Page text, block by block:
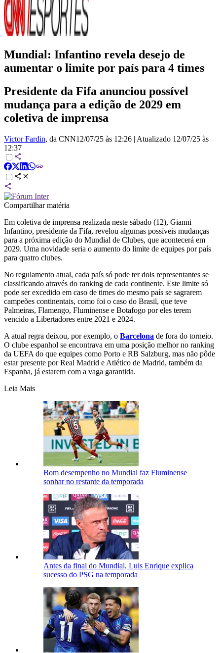
Mundial: Infantino revela desejo de
aumentar o limite por país para 4 times
Presidente da Fifa anunciou possível
mudança para a edição de 2029 em
coletiva de imprensa
Victor Fardin, da CNN12/07/25 às 12:26 | Atualizado 12/07/25 às
12:37
Compartilhar matéria
Em coletiva de imprensa realizada neste sábado (12), Gianni
Infantino, presidente da Fifa, revelou algumas possíveis mudanças
para a próxima edição do Mundial de Clubes, que acontecerá em
2029. Uma novidade seria o aumento do limite de equipes por país
para quatro clubes.
No regulamento atual, cada país só pode ter dois representantes se
classificando através do ranking de cada continente. Este limite só
pode ser excedido em caso de times do mesmo país se sagrarem
campeões continentais, como foi o caso do Brasil, que teve
Palmeiras, Flamengo, Fluminense e Botafogo por eles terem
vencido a Libertadores entre 2021 e 2024.
A atual regra deixou, por exemplo, o Barcelona de fora do torneio.
O clube espanhol se encontrava em uma posição melhor no ranking
da UEFA do que equipes como Porto e RB Salzburg, mas não pôde
estar presente por Real Madrid e Atlético de Madrid, também da
Espanha, já estarem com a vaga garantida.
Leia Mais
Bom desempenho no Mundial faz Fluminense
sonhar no restante da temporada
Antes da final do Mundial, Luis Enrique explica
sucesso do PSG na temporada